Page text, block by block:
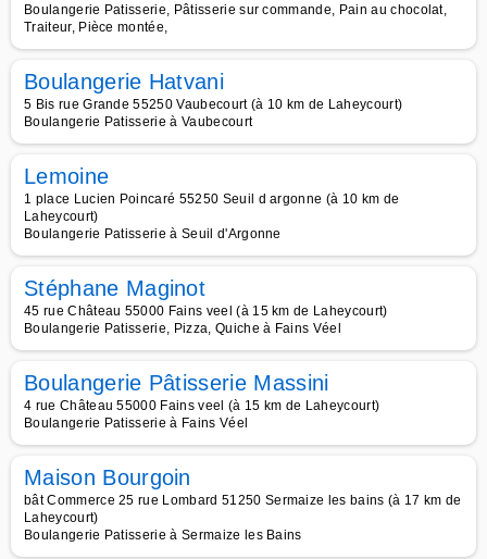
Boulangerie Patisserie, Pâtisserie sur commande, Pain au chocolat,
Traiteur, Pièce montée,
Boulangerie Hatvani
5 Bis rue Grande 55250 Vaubecourt (à 10 km de Laheycourt)
Boulangerie Patisserie à Vaubecourt
Lemoine
1 place Lucien Poincaré 55250 Seuil d argonne (à 10 km de
Laheycourt)
Boulangerie Patisserie à Seuil d'Argonne
Stéphane Maginot
45 rue Château 55000 Fains veel (à 15 km de Laheycourt)
Boulangerie Patisserie, Pizza, Quiche à Fains Véel
Boulangerie Pâtisserie Massini
4 rue Château 55000 Fains veel (à 15 km de Laheycourt)
Boulangerie Patisserie à Fains Véel
Maison Bourgoin
bât Commerce 25 rue Lombard 51250 Sermaize les bains (à 17 km de
Laheycourt)
Boulangerie Patisserie à Sermaize les Bains